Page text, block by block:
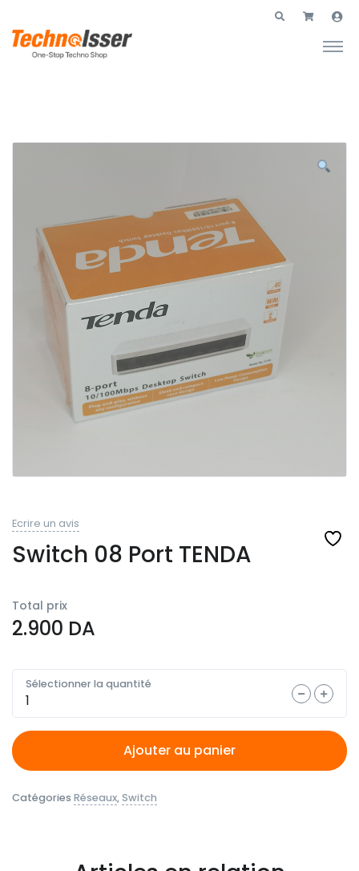
Ecrire un avis
Switch 08 Port TENDA
Total prix
2.900 DA
Sélectionner la quantité
Quantité
Ajouter au panier
Catégories Réseaux,Switch